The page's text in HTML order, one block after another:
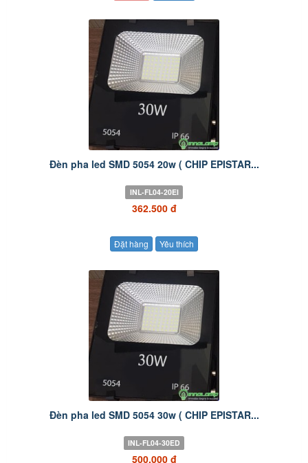
Đèn pha led SMD 5054 20w ( CHIP EPISTAR...
INL-FL04-20EI
362.500 đ
Đặt hàng Yêu thích
Đèn pha led SMD 5054 30w ( CHIP EPISTAR...
INL-FL04-30ED
500.000 đ